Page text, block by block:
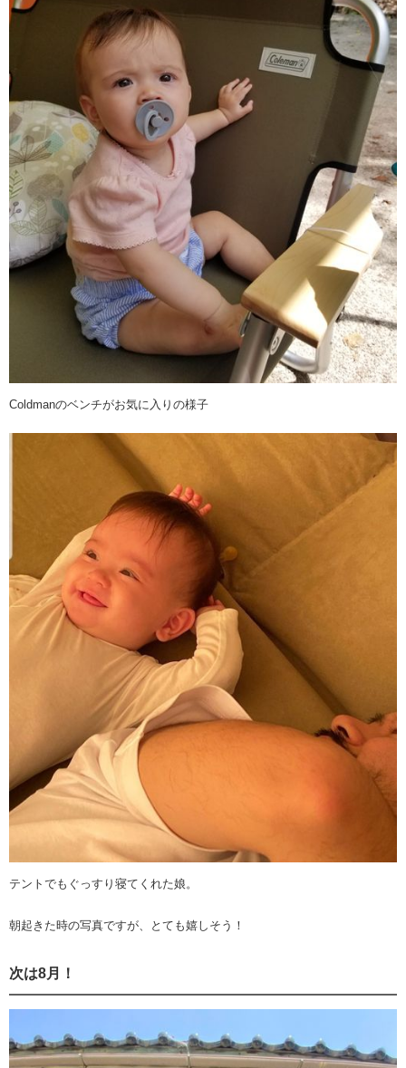
Coldmanのベンチがお気に入りの様子
テントでもぐっすり寝てくれた娘。
朝起きた時の写真ですが、とても嬉しそう！
次は8月！